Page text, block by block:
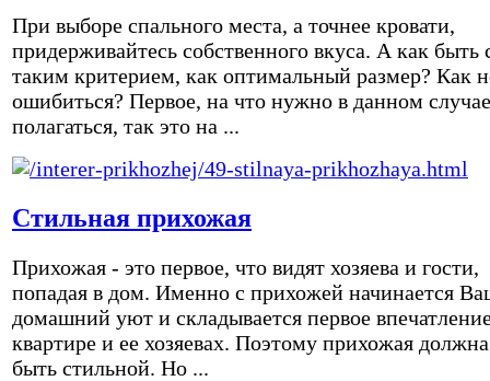
При выборе спального места, а точнее кровати,
придерживайтесь собственного вкуса. А как быть
таким критерием, как оптимальный размер? Как
ошибиться? Первое, на что нужно в данном случае
полагаться, так это на ...
Стильная прихожая
Прихожая - это первое, что видят хозяева и гости,
попадая в дом. Именно с прихожей начинается
домашний уют и складывается первое
квартире и ее хозяевах. Поэтому прихожая должна
быть стильной. Но ...